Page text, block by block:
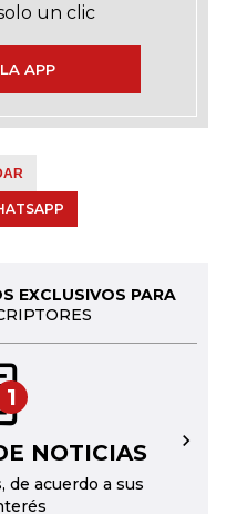
un clic
APP
EXCLUSIVOS PARA
1
NOTICIAS
de acuerdo a sus
→